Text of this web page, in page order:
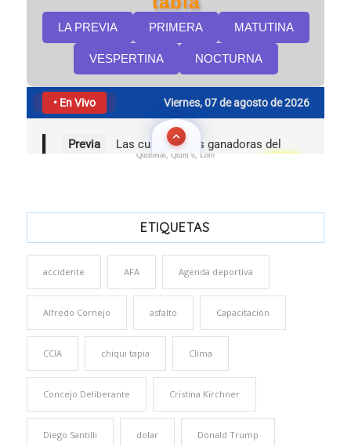
Quinielas, Quini 6, Loto
ETIQUETAS
accidente AFA Agenda deportiva
Alfredo Cornejo asfalto Capacitación
CCIA chiqui tapia Clima
Concejo Deliberante Cristina Kirchner
Diego Santilli dolar Donald Trump